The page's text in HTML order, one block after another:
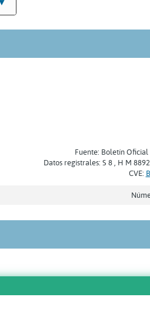
Fuente: Boletín
Datos registrales: S 8 , H M
CVE: